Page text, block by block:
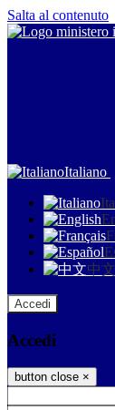
Salta al contenuto
Italiano
中文
Accedi
Accedi
button close ×